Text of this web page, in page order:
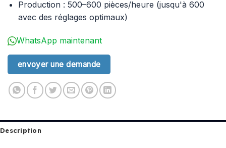
Production : 500–600 pièces/heure (jusqu'à 600
avec des réglages optimaux)
WhatsApp maintenant
envoyer une demande
Description